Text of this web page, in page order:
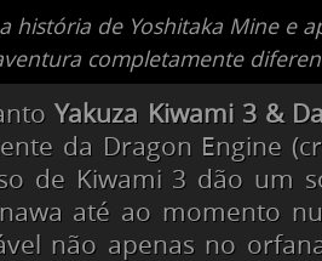
história de Yoshitaka Mine e
completamente
Yakuza Kiwami 3 &
da Dragon Engine
de Kiwami 3 dão um
até ao momento
não apenas no